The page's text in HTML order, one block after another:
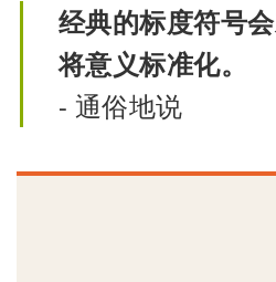
经典的标度符号
将意义标准化。
- 通俗地说